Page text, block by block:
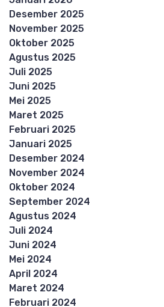
Desember 2025
November 2025
Oktober 2025
Agustus 2025
Juli 2025
Juni 2025
Mei 2025
Maret 2025
Februari 2025
Januari 2025
Desember 2024
November 2024
Oktober 2024
September 2024
Agustus 2024
Juli 2024
Juni 2024
Mei 2024
April 2024
Maret 2024
Februari 2024